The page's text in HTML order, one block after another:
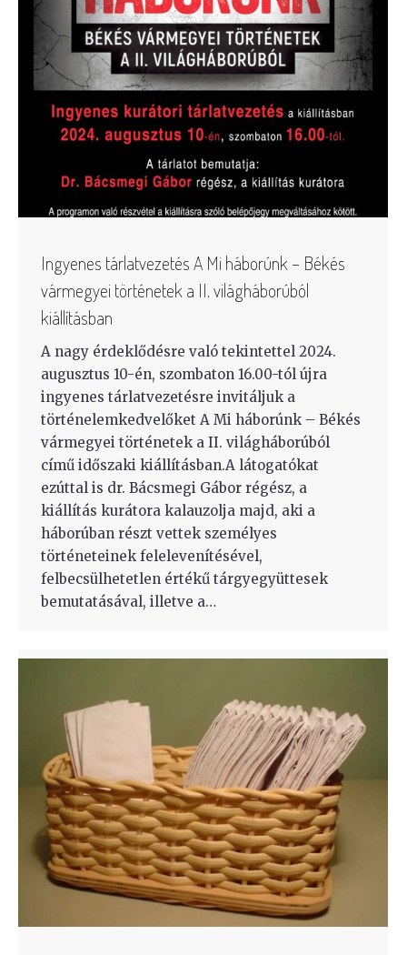
Ingyenes tárlatvezetés A Mi háborúnk – Békés
vármegyei történetek a II. világháborúból
kiállításban
A nagy érdeklődésre való tekintettel 2024.
augusztus 10-én, szombaton 16.00-tól újra
ingyenes tárlatvezetésre invitáljuk a
történelemkedvelőket A Mi háborúnk – Békés
vármegyei történetek a II. világháborúból
című időszaki kiállításban.A látogatókat
ezúttal is dr. Bácsmegi Gábor régész, a
kiállítás kurátora kalauzolja majd, aki a
háborúban részt vettek személyes
történeteinek felelevenítésével,
felbecsülhetetlen értékű tárgyegyüttesek
bemutatásával, illetve a…